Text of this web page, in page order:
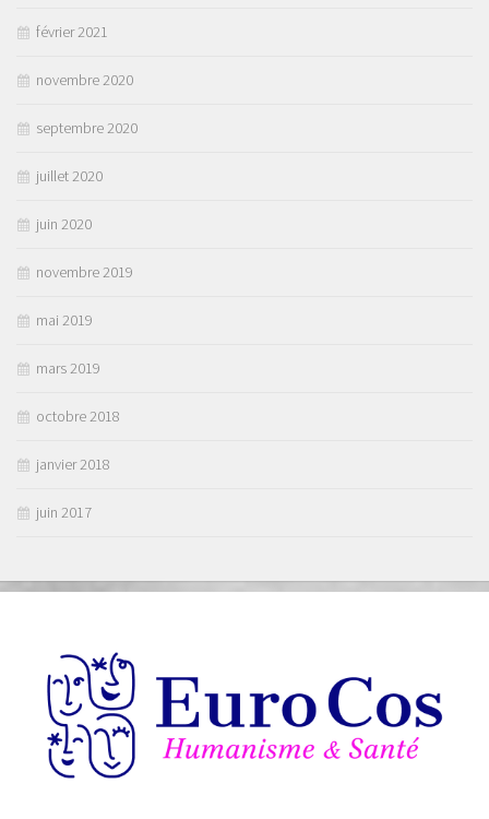
février 2021
novembre 2020
septembre 2020
juillet 2020
juin 2020
novembre 2019
mai 2019
mars 2019
octobre 2018
janvier 2018
juin 2017